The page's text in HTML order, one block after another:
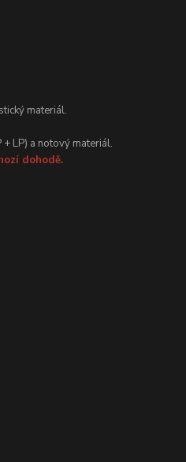
materiál.
LP) a notový materiál.
dohodě.